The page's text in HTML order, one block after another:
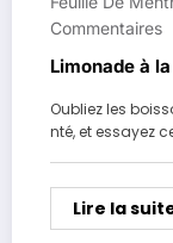
Commentaires
Limonade à
Oubliez les
nté, et essayez
Lire la